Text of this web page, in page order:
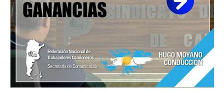
Impresión de boletas
Arancel psicofísico
CCT 40/89
Actualidad
Impresión de boletas